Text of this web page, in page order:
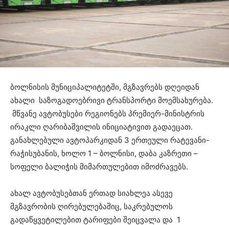
ბოლნისის მუნიციპალიტეტში, მგზავრებს დღეიდან
ახალი საზოგადოებრივი ტრანსპორტი მოემსახურება.
მწვანე ავტობუსები რეგიონებს პრემიერ-მინისტრის
ირაკლი ღარიბაშვილის ინიციატივით გადაეცათ.
განახლებული ავტოპარკიდან 3 ერთეული რატევანი-
რაჭისუბანის, ხოლო 1 – ბოლნისი, დაბა კაზრეთი –
სოფელი ბალიჭის მიმართულებით იმოძრავებს.
ახალ ავტობუსებთან ერთად სიახლეა ასევე
მგზავრობის ღირებულებაშიც, საკრებულოს
გადაწყვეტილებით ტარიფები შეიცვალა და 1